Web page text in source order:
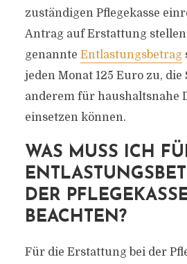
zuständigen Pflegekasse
Antrag auf Erstattung
genannte Entlastungsbetrag
jeden Monat 125 Euro zu, die
anderem für haushaltsnahe
einsetzen können.
WAS MUSS ICH
DER
BEACHTEN?
Für die Erstattung bei der